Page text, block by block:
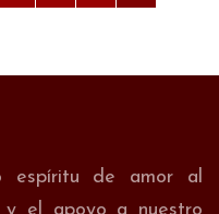
espíritu de amor al
el apoyo a nuestro